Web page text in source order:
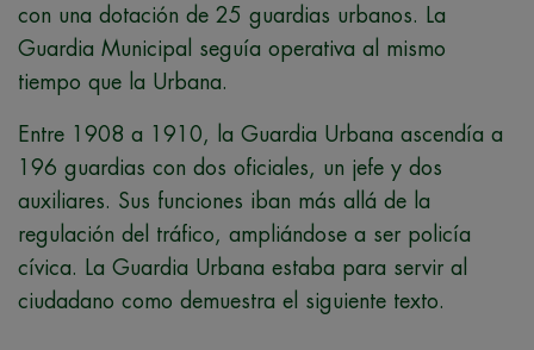
con una dotación de 25 guardias urbanos. La
Guardia Municipal seguía operativa al mismo
tiempo que la Urbana.
Entre 1908 a 1910, la Guardia Urbana ascendía a
196 guardias con dos oficiales, un jefe y dos
auxiliares. Sus funciones iban más allá de la
regulación del tráfico, ampliándose a ser policía
cívica. La Guardia Urbana estaba para servir al
ciudadano como demuestra el siguiente texto.